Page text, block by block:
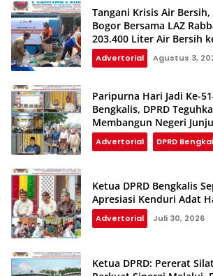
Tangani Krisis Air
Bogor Bersama LAZ
203.400 Liter Air Bersih
Terdampak Kekeringan
Advertorial Agustus 3,
Paripurna Hari Jadi Ke-
Bengkalis, DPRD
Membangun Negeri
Advertorial DPRD
Ketua DPRD Bengkalis
Apresiasi Kenduri Adat
Advertorial Juli 30, 2026
Ketua DPRD: Pererat